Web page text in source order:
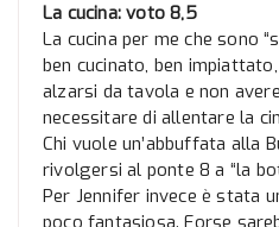
La cucina: voto 8,5
La cucina per me che sono
ben cucinato, ben
alzarsi da tavola e non
necessitare di allentare la
Chi vuole un’abbuffata alla
rivolgersi al ponte 8 a “la
Per Jennifer invece è stata